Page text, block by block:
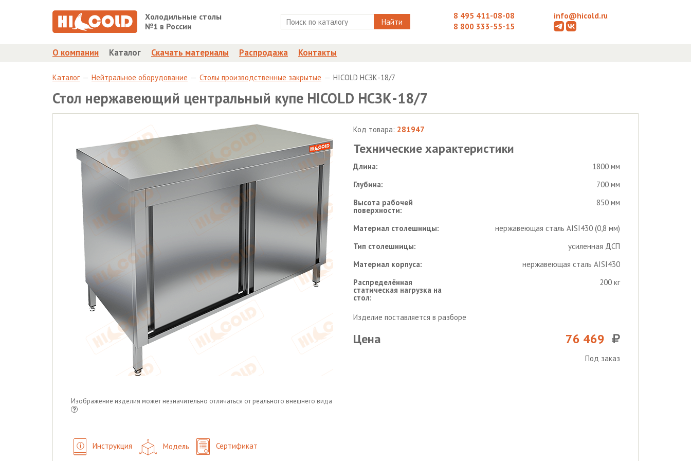
Холодильные столы
№1 в России
Найти
8 495 411-08-08
8 800 333-55-15
info@hicold.ru
О компании Каталог Скачать материалы Распродажа Контакты
Каталог Нейтральное оборудование Столы производственные закрытые HICOLD НСЗК-18/7
Стол нержавеющий центральный купе HICOLD НСЗК-18/7
Изображение изделия может незначительно отличаться от реального внешнего вида
Инструкция Модель Сертификат
Код товара: 281947
Технические характеристики
Длина:
1800 мм
Глубина:
700 мм
Высота рабочей
поверхности:
850 мм
Материал столешницы:
нержавеющая сталь AISI430 (0,8 мм)
Тип столешницы:
усиленная ДСП
Материал корпуса:
нержавеющая сталь AISI430
Распределённая
статическая нагрузка на
стол:
200 кг
Изделие поставляется в разборе
Цена 76 469
Под заказ